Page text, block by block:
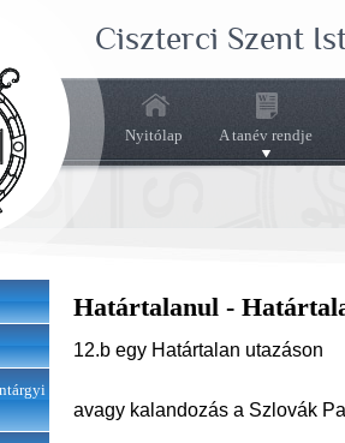
Ciszterci Szent
Nyitólap A tanév rendje
Határtalanul -
12.b egy Határtalan utazáson
avagy kalandozás a Szlovák